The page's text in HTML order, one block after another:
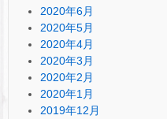
2020年6月
2020年5月
2020年4月
2020年3月
2020年2月
2020年1月
2019年12月